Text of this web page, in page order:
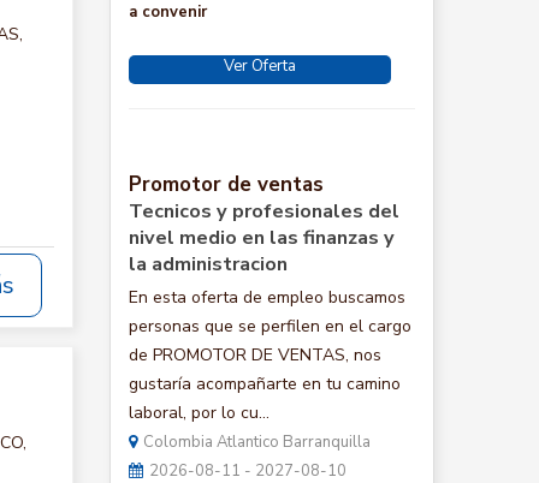
a convenir
Ver Oferta
Promotor de ventas
Tecnicos y profesionales del
nivel medio en las finanzas y
la administracion
En esta oferta de empleo buscamos
personas que se perfilen en el cargo
de PROMOTOR DE VENTAS, nos
gustaría acompañarte en tu camino
laboral, por lo cu...
Colombia Atlantico Barranquilla
2026-08-11 - 2027-08-10